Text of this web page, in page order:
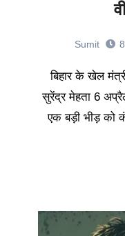
Sumit
बिहार के खेल मंत्री और बछवाड़ा से भाजपा विधायक
सुरेंद्र मेहता 6
एक बड़ी भीड़ को